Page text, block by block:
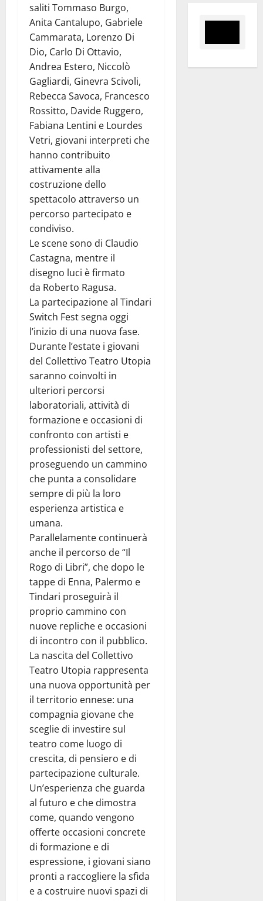
saliti Tommaso Burgo,
Anita Cantalupo, Gabriele
Cammarata, Lorenzo Di
Dio, Carlo Di Ottavio,
Andrea Estero, Niccolò
Gagliardi, Ginevra Scivoli,
Rebecca Savoca, Francesco
Rossitto, Davide Ruggero,
Fabiana Lentini e Lourdes
Vetri, giovani interpreti che
hanno contribuito
attivamente alla
costruzione dello
spettacolo attraverso un
percorso partecipato e
condiviso.
Le scene sono di Claudio
Castagna, mentre il
disegno luci è firmato
da Roberto Ragusa.
La partecipazione al Tindari
Switch Fest segna oggi
l’inizio di una nuova fase.
Durante l’estate i giovani
del Collettivo Teatro Utopia
saranno coinvolti in
ulteriori percorsi
laboratoriali, attività di
formazione e occasioni di
confronto con artisti e
professionisti del settore,
proseguendo un cammino
che punta a consolidare
sempre di più la loro
esperienza artistica e
umana.
Parallelamente continuerà
anche il percorso de “Il
Rogo di Libri”, che dopo le
tappe di Enna, Palermo e
Tindari proseguirà il
proprio cammino con
nuove repliche e occasioni
di incontro con il pubblico.
La nascita del Collettivo
Teatro Utopia rappresenta
una nuova opportunità per
il territorio ennese: una
compagnia giovane che
sceglie di investire sul
teatro come luogo di
crescita, di pensiero e di
partecipazione culturale.
Un’esperienza che guarda
al futuro e che dimostra
come, quando vengono
offerte occasioni concrete
di formazione e di
espressione, i giovani siano
pronti a raccogliere la sfida
e a costruire nuovi spazi di